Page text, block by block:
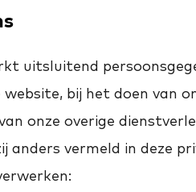
uitsluitend
bij het doen van
onze overige
vermeld in deze